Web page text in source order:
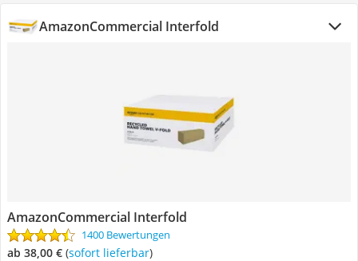
AmazonCommercial Interfold
AmazonCommercial Interfold
1400 Bewertungen
ab 38,00 € ( Sofort lieferbar)